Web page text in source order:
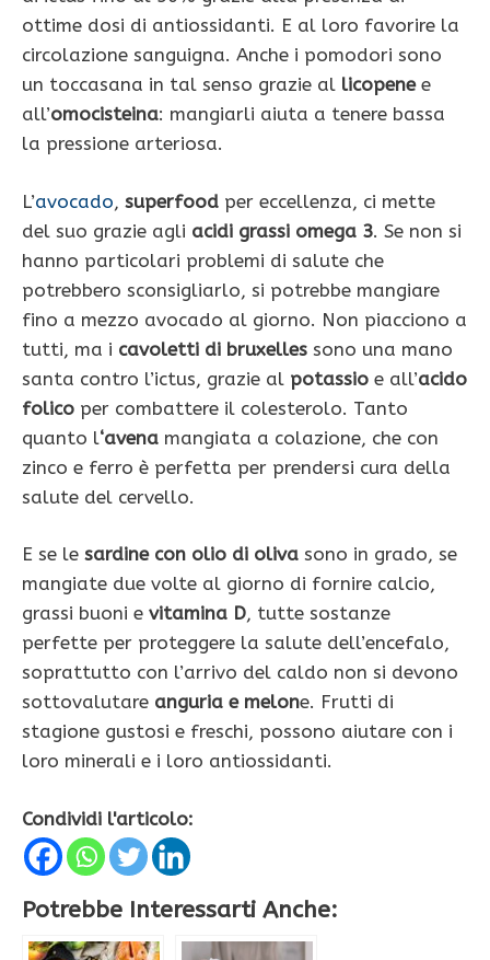
ottime dosi di antiossidanti. E al loro favorire la
circolazione sanguigna. Anche i pomodori sono
un toccasana in tal senso grazie al licopenee
all’omocisteina: mangiarli aiuta a tenere bassa
la pressione arteriosa.
L’avocado, superfood per eccellenza, ci mette
del suo grazie agli acidi grassi omega 3. Se non si
hanno particolari problemi di salute che
potrebbero sconsigliarlo, si potrebbe mangiare
fino a mezzo avocado al giorno. Non piacciono a
tutti, ma i cavoletti di bruxelles sono una mano
santa contro l’ictus, grazie al potassio e all’acido
folico per combattere il colesterolo. Tanto
quanto l‘avena mangiata a colazione, che con
zinco e ferro è perfetta per prendersi cura della
salute del cervello.
E se le sardine con olio di oliva sono in grado, se
mangiate due volte al giorno di fornire calcio,
grassi buoni e vitamina D, tutte sostanze
perfette per proteggere la salute dell’encefalo,
soprattutto con l’arrivo del caldo non si devono
sottovalutare anguria e melone. Frutti di
stagione gustosi e freschi, possono aiutare con i
loro minerali e i loro antiossidanti.
Condividi l'articolo:
Potrebbe Interessarti Anche: